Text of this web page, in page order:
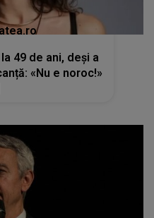
49 de ani, deși a
«Nu e noroc!»